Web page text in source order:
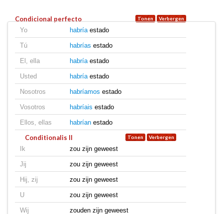
Condicional perfecto
Yo habríaestado
Tú habrías estado
El, ella habríaestado
Usted habríaestado
Nosotros habríamos estado
Vosotros habríais estado
Ellos, ellas habrían estado
Conditionalis II
Ik zou zijn geweest
Jij zou zijn geweest
Hij, zij zou zijn geweest
U zou zijn geweest
Wij zouden zijn geweest